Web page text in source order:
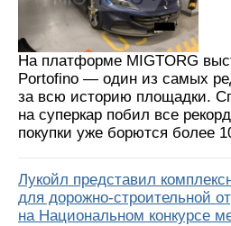
На платформе MIGTORG
Portofino — один из самых
за всю историю площадки.
на суперкар побил все
покупки уже борются более
Лукойл представил
для дорожно-строительной
на Национальном конкурсе